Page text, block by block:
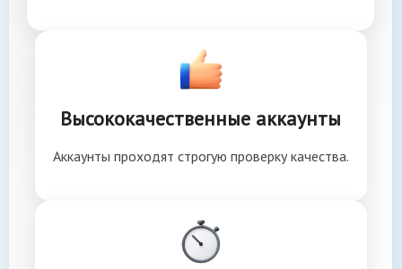
Высококачественные аккаунты
Аккаунты проходят строгую проверку качества.